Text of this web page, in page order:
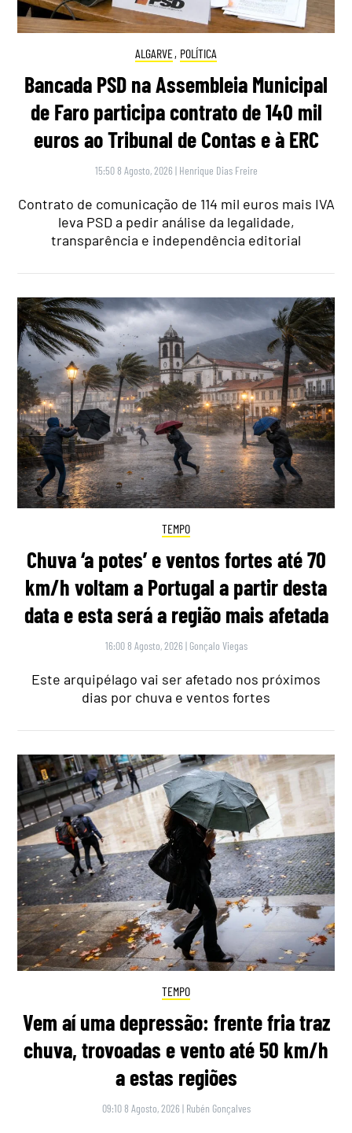
ALGARVE, POLÍTICA
Bancada PSD na Assembleia Municipal
de Faro participa contrato de 140 mil
euros ao Tribunal de Contas e à ERC
15:50 8 Agosto, 2026 | Henrique Dias Freire
Contrato de comunicação de 114 mil euros mais IVA
leva PSD a pedir análise da legalidade,
transparência e independência editorial
TEMPO
Chuva ‘a potes’ e ventos fortes até 70
km/h voltam a Portugal a partir desta
data e esta será a região mais afetada
16:00 8 Agosto, 2026 | Gonçalo Viegas
Este arquipélago vai ser afetado nos próximos
dias por chuva e ventos fortes
TEMPO
Vem aí uma depressão: frente fria traz
chuva, trovoadas e vento até 50 km/h
a estas regiões
09:10 8 Agosto, 2026 | Rubén Gonçalves